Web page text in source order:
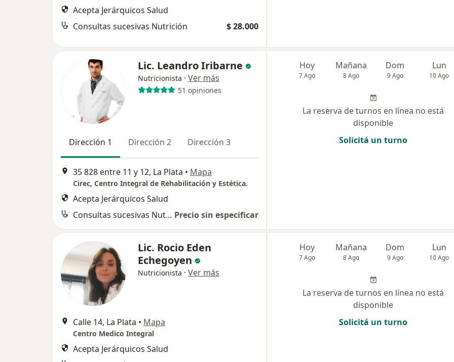
Acepta Jerárquicos Salud
Consultas sucesivas Nutrición
$ 28.000
Lic. Leandro Iribarne
Nutricionista · Ver más
51 opiniones
Dirección 1 Dirección 2 Dirección 3
35 828 entre 11 y 12, La Plata • Mapa
Cirec, Centro Integral de Rehabilitación y Estética.
Acepta Jerárquicos Salud
Consultas sucesivas Nutrición Precio sin especificar
Hoy
7 Ago
Mañana
8 Ago
Dom
9 Ago
Lun
10 Ago
La reserva de turnos en línea no está
disponible
Solicitá un turno
Lic. Rocio Eden
Echegoyen
Nutricionista · Ver más
Calle 14, La Plata • Mapa
Centro Medico Integral
Acepta Jerárquicos Salud
Hoy
7 Ago
Mañana
8 Ago
Dom
9 Ago
Lun
10 Ago
La reserva de turnos en línea no está
disponible
Solicitá un turno